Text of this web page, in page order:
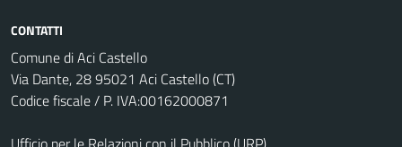
CONTATTI
Comune di Aci Castello
Via Dante, 28 95021 Aci Castello (CT)
Codice fiscale / P. IVA:00162000871